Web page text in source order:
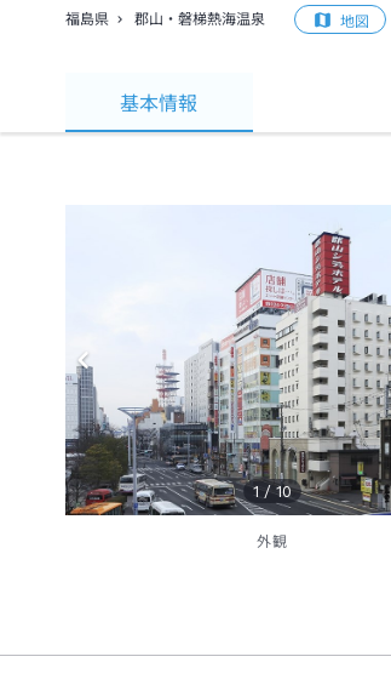
福島県 郡山・磐梯熱海温泉 地図
基本情報
1 / 10
外観